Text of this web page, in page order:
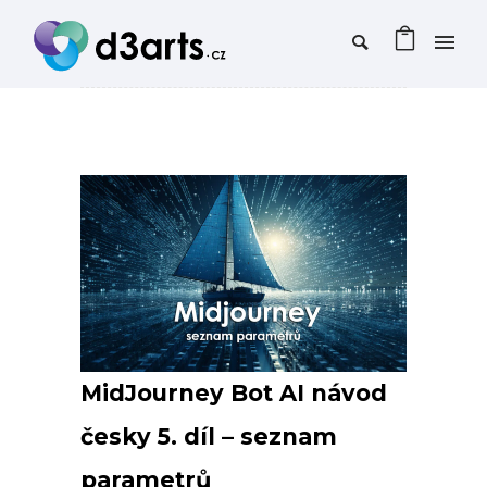
MidJourney Bot AI návod
česky 5. díl – seznam
parametrů